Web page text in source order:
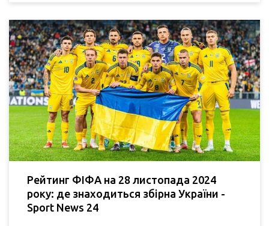
Рейтинг ФІФА на 28 листопада 2024
року: де знаходиться збірна України -
Sport News 24